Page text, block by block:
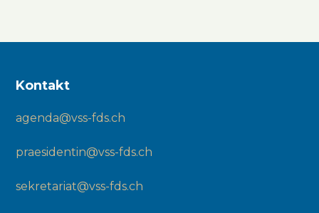
Kontakt
agenda@vss-fds.ch
praesidentin@vss-fds.ch
sekretariat@vss-fds.ch